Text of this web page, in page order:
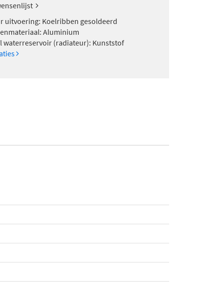
uitvoering: Koelribben gesoldeerd
Aluminium
waterreservoir (radiateur): Kunststof